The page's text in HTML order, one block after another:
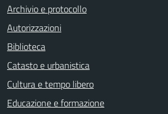
Archivio e protocollo
Autorizzazioni
Biblioteca
Catasto e urbanistica
Cultura e tempo libero
Educazione e formazione